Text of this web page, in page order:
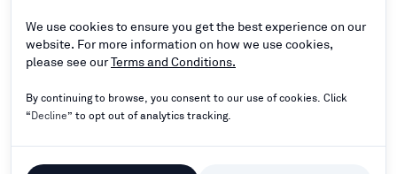
இணையம்
©2024–2026Rathna Resorts Private Limited - All
We use cookies to ensure you get the best experience on our
website. For more information on how we use cookies,
please see ourTerms and Conditions.
By continuing to browse, you consent to our use of cookies. Click
“Decline” to opt out of analytics tracking.